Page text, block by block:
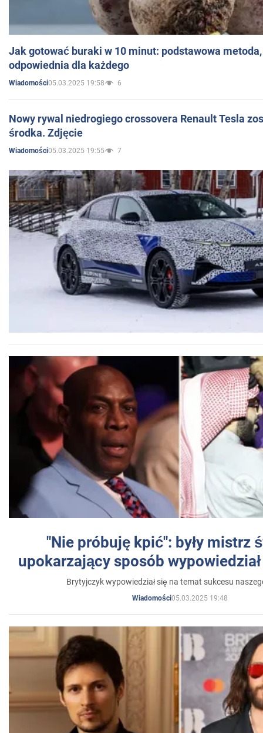
Jak gotować buraki w 10 minut: podstawowa
odpowiednia dla każdego
Wiadomości05.03.2025 19:58 6
Nowy rywal niedrogiego crossovera Renault Tesla
środka. Zdjęcie
Wiadomości05.03.2025 19:55 7
"Nie próbuję kpić": były mistrz
upokarzający sposób
Brytyjczyk wypowiedział się na temat sukcesu
Wiadomości05.03.2025 19:48